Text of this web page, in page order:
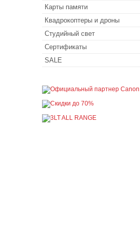
Карты памяти
Квадрокоптеры и дроны
Студийный свет
Сертификаты
SALE